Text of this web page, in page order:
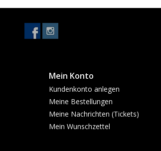
Mein Konto
Kundenkonto anlegen
Meine Bestellungen
Meine Nachrichten (Tickets)
Mein Wunschzettel